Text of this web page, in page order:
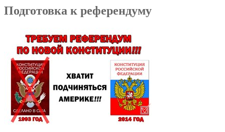
Подготовка к референдуму